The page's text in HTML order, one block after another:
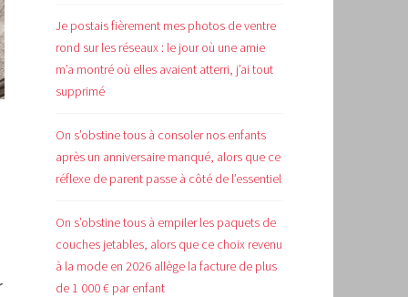
Je postais fièrement mes photos de ventre
rond sur les réseaux : le jour où une amie
m’a montré où elles avaient atterri, j’ai tout
supprimé
On s’obstine tous à consoler nos enfants
après un anniversaire manqué, alors que ce
réflexe de parent passe à côté de l’essentiel
On s’obstine tous à empiler les paquets de
couches jetables, alors que ce choix revenu
à la mode en 2026 allège la facture de plus
de 1 000 € par enfant